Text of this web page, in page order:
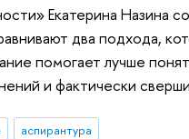
Екатерина Назина
два подхода,
помогает лучше
и фактически
аспирантура